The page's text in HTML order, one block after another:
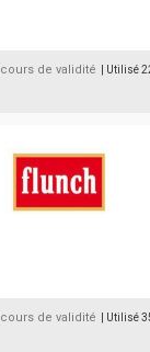
cours de validité | Utilisé
cours de validité | Utilisé